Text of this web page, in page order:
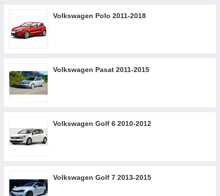
Volkswagen Polo 2011-2018
Volkswagen Pasat 2011-2015
Volkswagen Golf 6 2010-2012
Volkswagen Golf 7 2013-2015